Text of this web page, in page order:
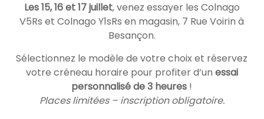
Les 15, 16 et 17 juillet, venez essayer les Colnago
V5Rs et Colnago Y1sRs en magasin, 7 Rue Voirin à
Besançon.
Sélectionnez le modèle de votre choix et réservez
votre créneau horaire pour profiter d’un essai
personnalisé de 3 heures !
Places limitées – inscription obligatoire.